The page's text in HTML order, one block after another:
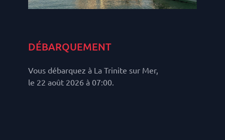
DÉBARQUEMENT
Vous débarquez à La Trinite sur Mer,
le 22 août 2026 à 07:00.